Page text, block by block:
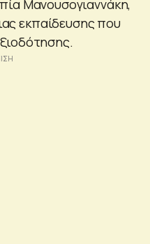
Μανουσογιαννάκη,
εκπαίδευσης που